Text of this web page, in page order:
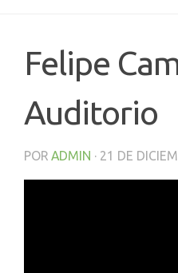
Felipe
Auditorio
POR ADMIN · 21 DE